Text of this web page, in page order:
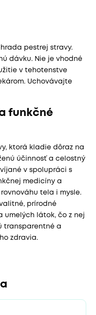
pestrej stravy.
dávku. Nie je vhodné
v tehotenstve
Uchovávajte
funkčné
ktorá kladie dôraz na
účinnosť a celostný
v spolupráci s
medicíny a
tela i mysle.
prírodné
umelých látok, čo z nej
transparentné a
zdravia.